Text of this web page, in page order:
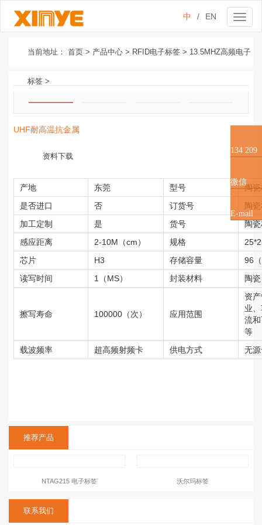
中 / EN
当前地址： 首页 > 产品中心 > RFID电子标签 > 13.5MHZ高频电子
标签 >
UHF耐高温抗金属
资料下载
产地 东莞 型号
陶
是否进口
否 订货号
陶
加工定制
是 货号
陶
感应距离
2-10M（cm） 规格
芯片
H3 存储容量
96
读写时间
1（MS） 封装材料 陶瓷
擦写寿命 100000（次） 应用范围
资
业
流
等
载波频率
超高频射频卡 供电方式 无
推荐产品
NTAG215 电子标签 沃尔玛标签
联系我们
134 209
79610
微信
E-mail